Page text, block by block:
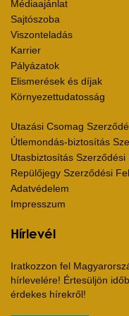
Médiaajánlat
Sajtószoba
Viszonteladás
Karrier
Pályázatok
Elismerések és díjak
Környezettudatosság
Utazási Csomag
Útlemondás-biztosítás
Utasbiztosítás Szerződési
Repülőjegy Szerződési
Adatvédelem
Impresszum
Hírlevél
Iratkozzon fel
hírlevelére! Értesüljön
érdekes hírekről!